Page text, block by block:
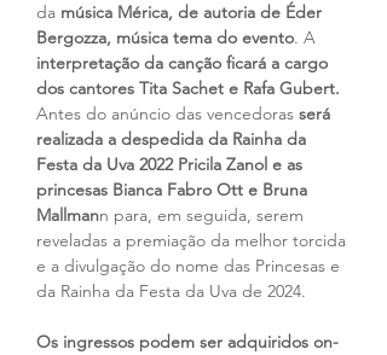
da música Mérica, de autoria de Éder
Bergozza, música tema do evento. A
interpretação da canção ficará a cargo
dos cantores Tita Sachet e Rafa Gubert.
Antes do anúncio das vencedoras será
realizada a despedida da Rainha da
Festa da Uva 2022 Pricila Zanol e as
princesas Bianca Fabro Ott e Bruna
Mallmann para, em seguida, serem
reveladas a premiação da melhor torcida
e a divulgação do nome das Princesas e
da Rainha da Festa da Uva de 2024.
Os ingressos podem ser adquiridos on-